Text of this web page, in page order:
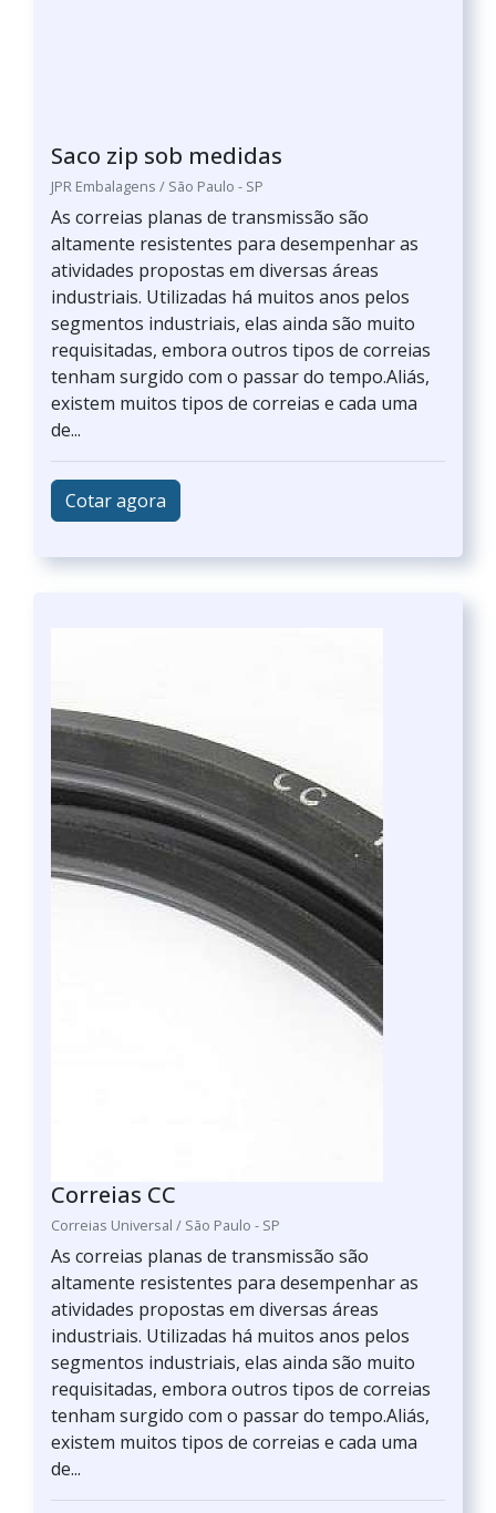
Saco zip sob medidas
JPR Embalagens / São Paulo - SP
As correias planas de transmissão são
altamente resistentes para desempenhar as
atividades propostas em diversas áreas
industriais. Utilizadas há muitos anos pelos
segmentos industriais, elas ainda são muito
requisitadas, embora outros tipos de correias
tenham surgido com o passar do tempo.Aliás,
existem muitos tipos de correias e cada uma
de...
Cotar agora
Correias CC
Correias Universal / São Paulo - SP
As correias planas de transmissão são
altamente resistentes para desempenhar as
atividades propostas em diversas áreas
industriais. Utilizadas há muitos anos pelos
segmentos industriais, elas ainda são muito
requisitadas, embora outros tipos de correias
tenham surgido com o passar do tempo.Aliás,
existem muitos tipos de correias e cada uma
de...